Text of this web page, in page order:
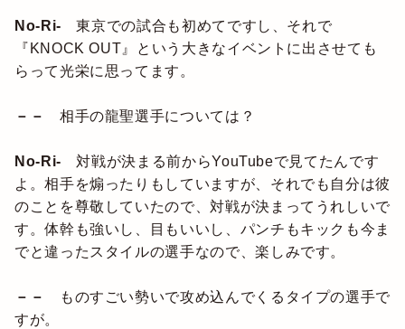
No-Ri-東京での試合も初めてですし、それで
『KNOCK OUT』という大きなイベントに出させても
らって光栄に思ってます。
－－ 相手の龍聖選手については？
No-Ri- 対戦が決まる前からYouTubeで見てたんです
よ。相手を煽ったりもしていますが、それでも自分は彼
のことを尊敬していたので、対戦が決まってうれしいで
す。体幹も強いし、目もいいし、パンチもキックも今ま
でと違ったスタイルの選手なので、楽しみです。
－－
ものすごい勢いで攻め込んでくるタイプの選手で
すが。